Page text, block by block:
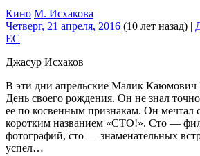
Кино М. Исхакова
Четверг, 21 апреля, 2016 (10 лет назад) |
EC
Джасур Исхаков
В эти дни апрельские Малик
День своего рождения. Он не знал
ее по косвенным признакам. Он мечтал
коротким названием «СТО!». Сто —
фотографий, сто — знаменательных
успел…